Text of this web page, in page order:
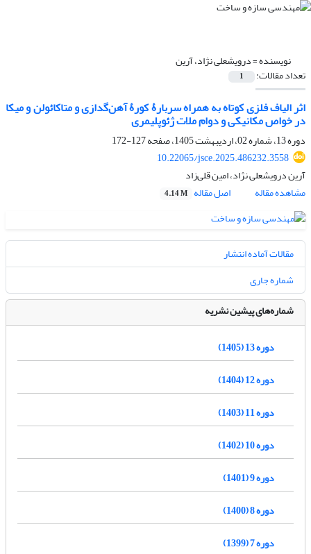
نویسنده =درویشعلی نژاد، آرین
تعداد مقالات: 1
اثر الیاف فلزی کوتاه به همراه سربارۀ کورۀ آهن‌گدازی و متاکائولن و میکا
در خواص مکانیکی و دوام ملات ژئوپلیمری
دوره 13، شماره 02، اردیبهشت 1405، صفحه
127-172
10.22065/jsce.2025.486232.3558
آرین درویشعلی نژاد، امین قلی‌زاد
مشاهده مقاله
اصل مقاله 4.14 M
مقالات آماده انتشار
شماره جاری
شماره‌های پیشین نشریه
دوره 13 (1405)
دوره 12 (1404)
دوره 11 (1403)
دوره 10 (1402)
دوره 9 (1401)
دوره 8 (1400)
دوره 7 (1399)